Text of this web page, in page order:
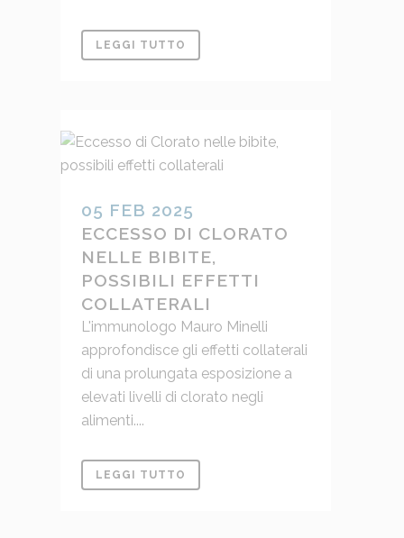
LEGGI TUTTO
05 FEB 2025
ECCESSO DI CLORATO
NELLE BIBITE,
POSSIBILI EFFETTI
COLLATERALI
L'immunologo Mauro Minelli
approfondisce gli effetti collaterali
di una prolungata esposizione a
elevati livelli di clorato negli
alimenti....
LEGGI TUTTO